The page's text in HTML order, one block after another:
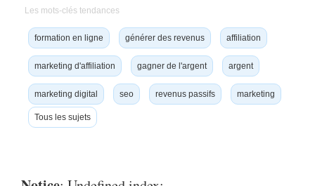
Les mots-clés tendances
formation en ligne générer des revenus affiliation
marketing d'affiliation gagner de l'argent argent
marketing digital seo revenus passifs marketing
Tous les sujets